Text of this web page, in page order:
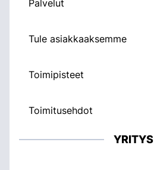
Palvelut
Tule asiakkaaksemme
Toimipisteet
Toimitusehdot
YRITYS